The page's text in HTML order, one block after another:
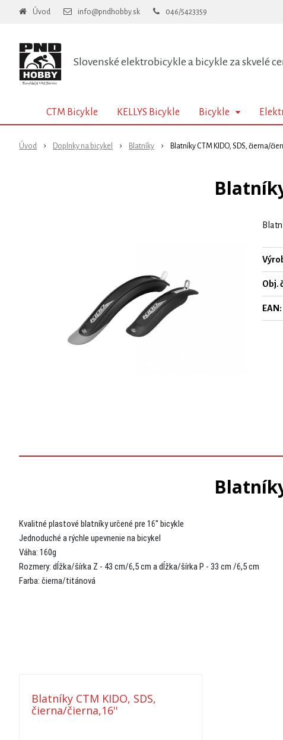
Slovenské elektrobicykle a bicykle za skvelé
Úvod info@pndhobby.sk 046/5423359
CTM Bicykle KELLYS Bicykle Bicykle
Úvod Doplnky na bicykel Blatníky Blatníky CTM KIDO, SDS, čierna/
Obj.
EAN:
Kvalitné plastové blatníky určené pre 16'' bicykle
Jednoduché a rýchle upevnenie na bicykel
Váha: 160g
Rozmery: dĺžka/šírka Z - 43 cm/6,5 cm a dĺžka/šírka P - 33 cm /6,5 cm
Farba: čierna/titánová
Blatníky CTM KIDO, SDS,
čierna/čierna,16''